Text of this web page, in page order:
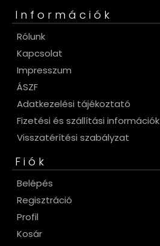
Információk
Rólunk
Kapcsolat
Impresszum
ÁSZF
Adatkezelési tájékoztató
Fizetési és szállítási információk
Visszatérítési szabályzat
Fiók
Belépés
Regisztráció
Profil
Kosár